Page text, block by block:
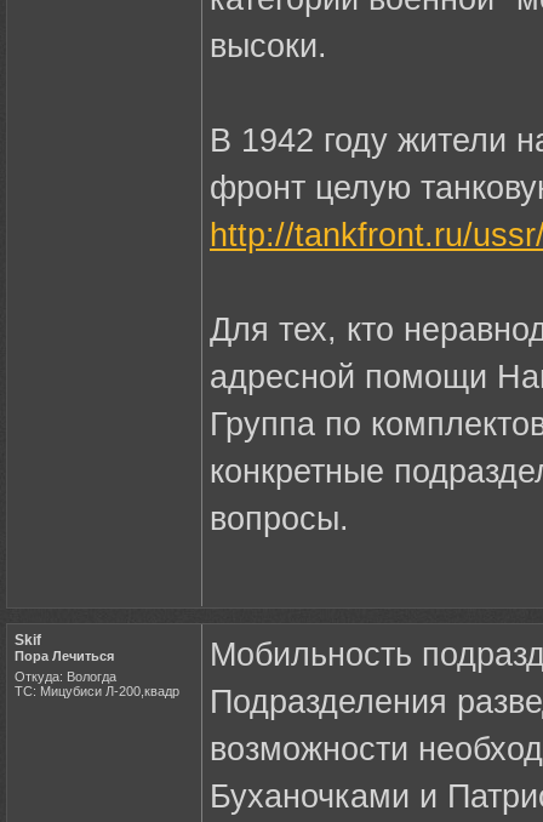
высоки.
В 1942 году жители
фронт целую
http://tankfront.ru/
Для тех, кто
адресной помощи
Группа по
конкретные
вопросы.
Skif
Пора Лечиться
Откуда: Вологда
ТС: Мицубиси Л-200,квадр
Мобильность
Подразделения
возможности
Буханочками и